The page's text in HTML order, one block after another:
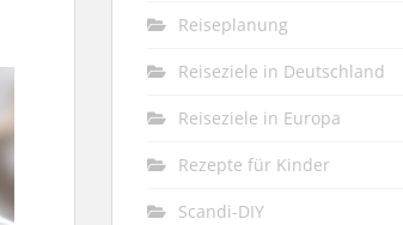
Reiseplanung
Reiseziele in Deutschland
Reiseziele in Europa
Rezepte für Kinder
Scandi-DIY